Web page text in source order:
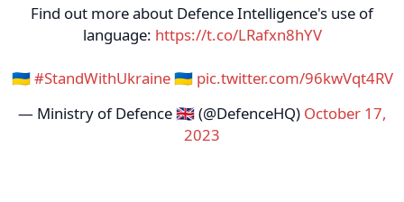
Find out more about Defence Intelligence's use of
language: https://t.co/LRafxn8hYV
🇺🇦#StandWithUkraine🇺🇦 pic.twitter.com/96kwVqt4RV
— Ministry of Defence 🇬🇧 (@DefenceHQ) October 17,
2023